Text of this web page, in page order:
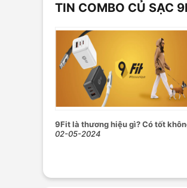
TIN COMBO CỦ SẠC
9Fit là thương hiệu gì? Có tốt
02-05-2024